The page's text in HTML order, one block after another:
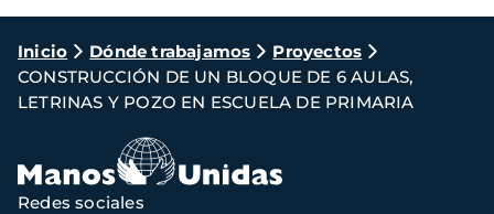
Ruta
de
navegación
Inicio Dónde trabajamos
Proyectos
CONSTRUCCIÓN DE UN BLOQUE DE 6 AULAS,
LETRINAS Y POZO EN ESCUELA DE PRIMARIA
Redes sociales